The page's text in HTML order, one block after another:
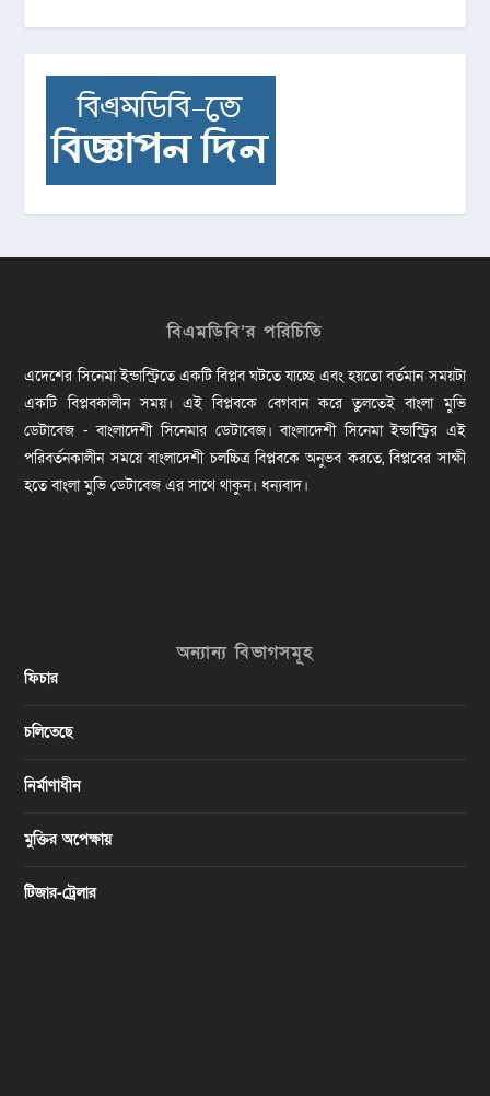
বিএমডিবি’র পরিচিতি
এদেশের সিনেমা ইন্ডাস্ট্রিতে একটি বিপ্লব ঘটতে যাচ্ছে এবং হয়তো বর্তমান সময়টা
একটি বিপ্লবকালীন সময়। এই বিপ্লবকে বেগবান করে তুলতেই বাংলা মুভি
ডেটাবেজ - বাংলাদেশী সিনেমার ডেটাবেজ। বাংলাদেশী সিনেমা ইন্ডাস্ট্রির এই
পরিবর্তনকালীন সময়ে বাংলাদেশী চলচ্চিত্র বিপ্লবকে অনুভব করতে, বিপ্লবের সাক্ষী
হতে বাংলা মুভি ডেটাবেজ এর সাথে থাকুন। ধন্যবাদ।
অন্যান্য বিভাগসমূহ
ফিচার
চলিতেছে
নির্মাণাধীন
মুক্তির অপেক্ষায়
টিজার-ট্রেলার